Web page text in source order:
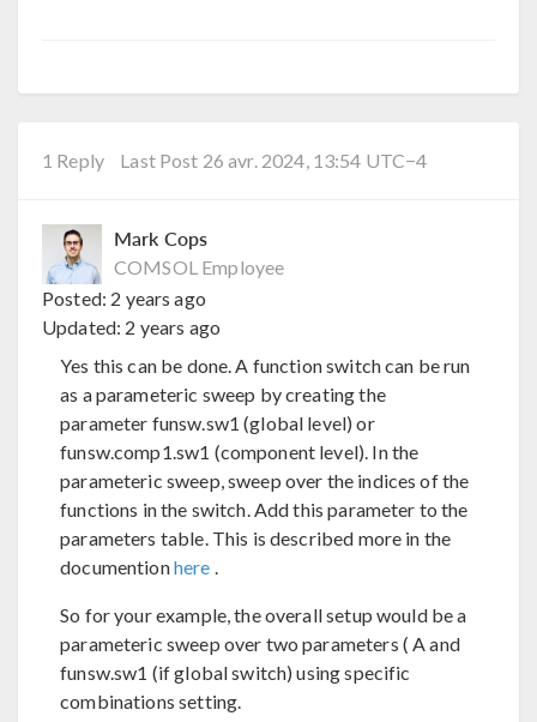
1 Reply Last Post 26 avr. 2024, 13:54 UTC−4
Mark Cops
COMSOL Employee
Posted: 2 years ago
Updated: 2 years ago
Yes this can be done. A function switch can be run
as a parameteric sweep by creating the
parameter funsw.sw1 (global level) or
funsw.comp1.sw1 (component level). In the
parameteric sweep, sweep over the indices of the
functions in the switch. Add this parameter to the
parameters table. This is described more in the
documentionhere
So for your example, the overall setup would be a
parameteric sweep over two parameters ( A and
funsw.sw1 (if global switch) using specific
combinations setting.